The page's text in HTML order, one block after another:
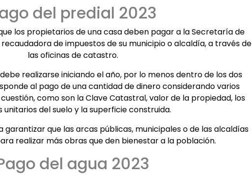
del predial 2023
los propietarios de una casa deben pagar a la Secretaría de
de impuestos de su municipio o alcaldía, a través de
las oficinas de catastro.
realizarse iniciando el año, por lo menos dentro de los dos
al pago de una cantidad de dinero considerando varios
como son la Clave Catastral, valor de la propiedad, los
unitarios del suelo y la superficie construida.
garantizar que las arcas públicas, municipales o de las alcaldías
realizar más obras que den bienestar a la población.
del agua 2023